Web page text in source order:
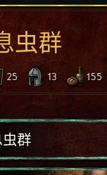
虫群
25 13 155
虫群